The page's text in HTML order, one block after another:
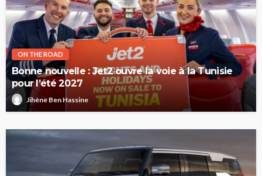
ON THE ROAD
Bonne nouvelle : Jet2 ouvre la voie à la Tunisie
pour l’été 2027
Jihène Ben Hassine